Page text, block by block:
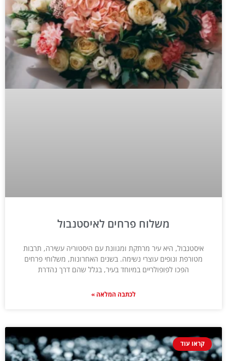
משלוח פרחים לאיסטנבול
איסטנבול, היא עיר מרתקת ומגוונת עם היסטוריה עשירה, תרבות
מטורפת ונופים עוצרי נשימה. בשנים האחרונות, משלוחי פרחים
הפכו לפופולריים במיוחד בעיר, בגלל שהם דרך נהדרת
לכתבה המלאה »
קראו עוד